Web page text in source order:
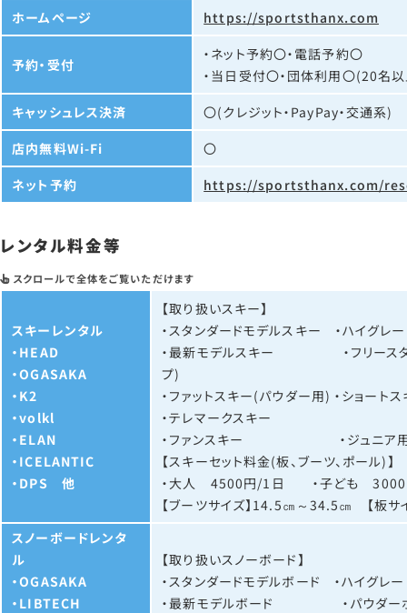
ホームページ
https://sportsthanx.com
予約・受付
・ネット予約〇・電話予約〇
・当日受付〇・団体利用〇(20名
キャッシュレス決済
〇(クレジット・PayPay・交通系)
店内無料Wi-Fi
〇
ネット予約
https://sportsthanx.com/
レンタル料金等
スキーレンタル
・HEAD
・OGASAKA
・K2
・volkl
・ELAN
・ICELANTIC
・DPS 他
【取り扱いスキー】
・スタンダードモデルスキー ・ハイグレ
・最新モデルスキー ・フリースタ
プ)
・ファットスキー(パウダー用) ・ショート
・テレマークスキー
・ファンスキー ・ジュニア用
【スキーセット料金(板、ブーツ、ポール)】
・大人 4500円/1日 ・子ども 3000
【ブーツサイズ】14.5㎝～34.5㎝ 【板サ
スノーボードレンタ
ル
・OGASAKA
・LIBTECH
【取り扱いスノーボード】
・スタンダードモデルボード ・ハイグレ
・最新モデルボード ・パウダー